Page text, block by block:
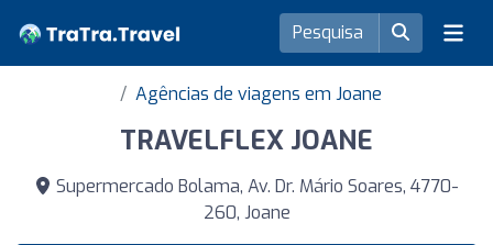
Agências de viagens em Joane
TRAVELFLEX JOANE
Supermercado Bolama, Av. Dr. Mário Soares, 4770-
260, Joane